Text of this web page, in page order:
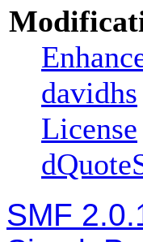
davidhs
License
SMF